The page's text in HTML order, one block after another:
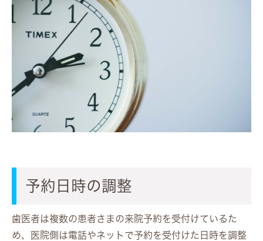
予約日時の調整
歯医者は複数の患者さまの来院予約を受付けているた
め、医院側は電話やネットで予約を受付けた日時を調整